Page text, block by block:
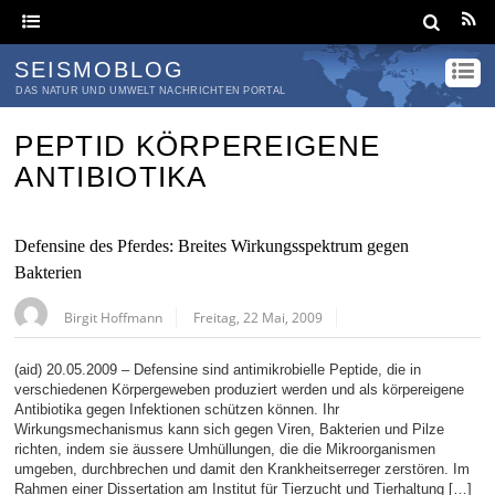
SEISMOBLOG
DAS NATUR UND UMWELT NACHRICHTEN PORTAL
PEPTID KÖRPEREIGENE
ANTIBIOTIKA
Defensine des Pferdes: Breites Wirkungsspektrum gegen
Bakterien
Birgit Hoffmann Freitag, 22 Mai, 2009
(aid) 20.05.2009 – Defensine sind antimikrobielle Peptide, die in
verschiedenen Körpergeweben produziert werden und als körpereigene
Antibiotika gegen Infektionen schützen können. Ihr
Wirkungsmechanismus kann sich gegen Viren, Bakterien und Pilze
richten, indem sie äussere Umhüllungen, die die Mikroorganismen
umgeben, durchbrechen und damit den Krankheitserreger zerstören. Im
Rahmen einer Dissertation am Institut für Tierzucht und Tierhaltung […]